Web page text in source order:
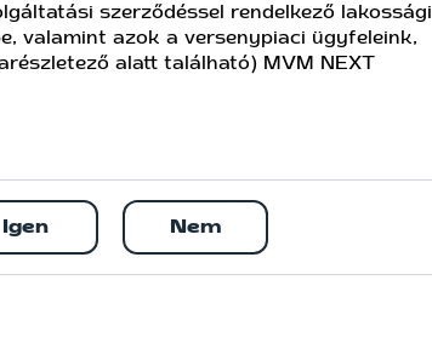
szerződéssel rendelkező lakossági
valamint azok a versenypiaci ügyfeleink,
alatt található) MVM NEXT
Igen Nem